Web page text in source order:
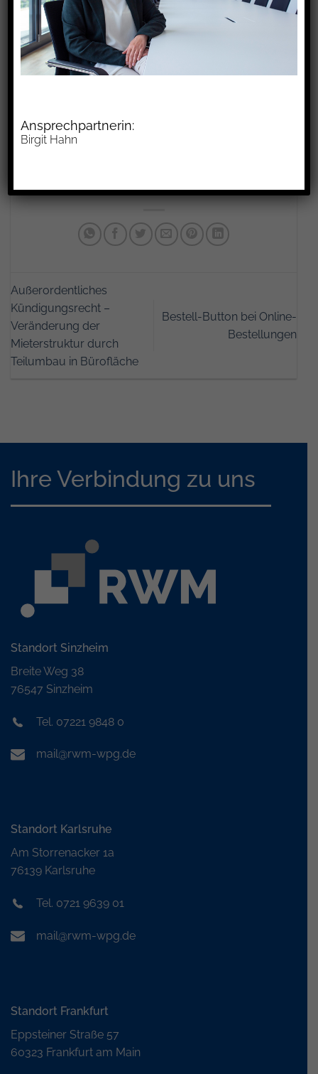
war, genügten sachliche Gründe. Ein
maßgeblicher berechtigter Aspekt war die
Arbeitssicherheit. Das Unternehmen durfte Rot
als Signalfarbe wählen, weil der Mitarbeiter
auch in Produktionsbereichen arbeitete, in
Rot die Sichtbarkeit der Beschäftigten. Ferner
war noch ein weiterer sachlicher Grund auf
Außerordentliches
Kündigungsrecht –
Veränderung der
Mieterstruktur durch
Teilumbau in Bürofläche
Bestell-Button bei Online-
Bestellungen
Ihre Verbindung zu uns
Standort Sinzheim
Breite Weg 38
76547 Sinzheim
Tel. 07221 9848 0
mail@rwm-wpg.de
Standort Karlsruhe
Am Storrenacker 1a
76139 Karlsruhe
Tel. 0721 9639 01
mail@rwm-wpg.de
Standort Frankfurt
Eppsteiner Straße 57
60323 Frankfurt am Main
Ansprechpartnerin:
Birgit Hahn